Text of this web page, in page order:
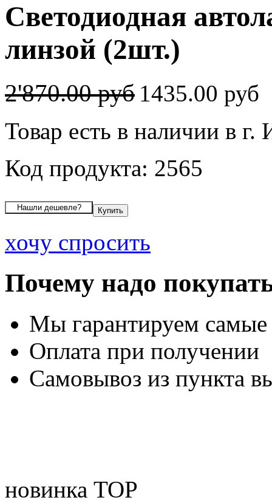
Светодиодная
линзой (2шт.)
2'870.00 руб 1435.00 руб
Товар есть в наличии в г.
Код продукта: 2565
хочу спросить
Почему надо
Мы гарантируем
Оплата при получении
Самовывоз из пункта
новинка TOP